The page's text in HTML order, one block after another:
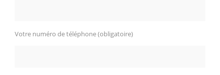
Votre numéro de téléphone (obligatoire)